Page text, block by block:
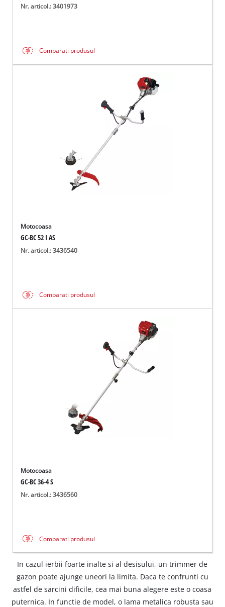
Nr. articol.: 3401973
Comparati produsul
Motocoasa
GC-BC 52 I AS
Nr. articol.: 3436540
Comparati produsul
Motocoasa
GC-BC 36-4 S
Nr. articol.: 3436560
Comparati produsul
In cazul ierbii foarte inalte si al desisului, un trimmer de
gazon poate ajunge uneori la limita. Daca te confrunti cu
astfel de sarcini dificile, cea mai buna alegere este o coasa
puternica. In functie de model, o lama metalica robusta sau